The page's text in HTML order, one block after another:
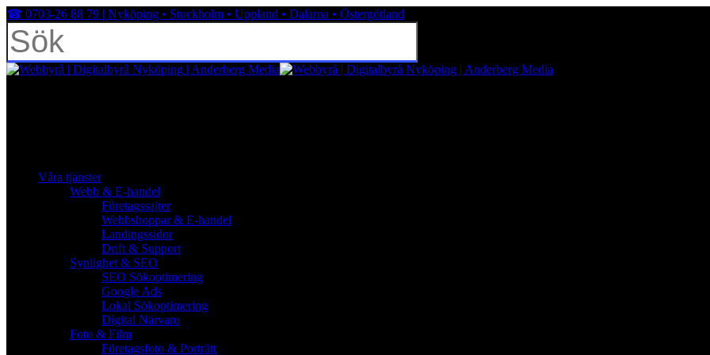
Skip
to
main
content
☎︎ 0703-26 88 79 | Nyköping • Stockholm • Uppland • Dalarna • Östergötland
Close
Våra tjänster
Webb & E-handel
Företagssajter
Webbshoppar & E-handel
Landingssidor
Drift & Support
Synlighet & SEO
SEO Sökoptimering
Google Ads
Lokal Sökoptimering
Digital Närvaro
Foto & Film
Företagsfoto & Porträtt